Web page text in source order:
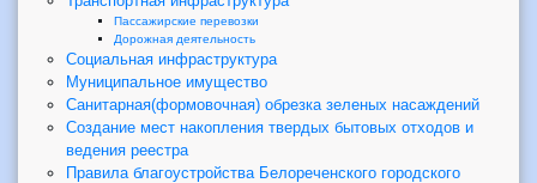
Пассажирские перевозки
Дорожная деятельность
Социальная инфраструктура
Муниципальное имущество
Санитарная(формовочная) обрезка зеленых насаждений
Создание мест накопления твердых бытовых отходов и
ведения реестра
Правила благоустройства Белореченского городского